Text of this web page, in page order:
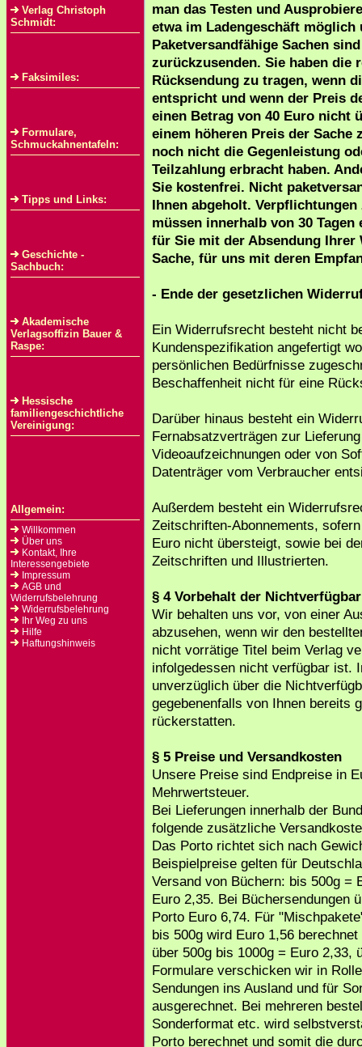
Verlag Christoph
Schmidt:
Faksimiles:
Formulare,
Schmuckahnentafeln:
Tipps und Links:
Geschichte -
Sachbuch:
Akademische
Verlagsoffizin Bauer &
Raspe:
Hessische
familiengeschichtliche
Vereinigung:
Allgemein:
Willkommen
Über uns
Kontakt, Ihre
Interessengebiete
Impressum
AGB und
Widerrufsbelehrung
Widerrufsbelehrung
Ihr Weg zu uns
Hilfe
Haftungshinweis
man das Testen und
etwa im Ladengeschäft
Paketversandfähige Sachen
zurückzusenden. Sie haben die
Rücksendung zu tragen, wenn
entspricht und wenn der Preis
einen Betrag von 40 Euro nicht
einem höheren Preis der
noch nicht die Gegenleistung
Teilzahlung erbracht haben.
Sie kostenfrei. Nicht
Ihnen abgeholt.
müssen innerhalb von 30
für Sie mit der Absendung
Sache, für uns mit deren
- Ende der gesetzlichen
Ein Widerrufsrecht besteht nicht
Kundenspezifikation angefertigt
persönlichen Bedürfnisse
Beschaffenheit nicht für eine
Darüber hinaus besteht ein
Fernabsatzverträgen zur
Videoaufzeichnungen oder von
Datenträger vom Verbraucher
Außerdem besteht ein
Zeitschriften-Abonnements,
Euro nicht übersteigt, sowie bei
Zeitschriften und Illustrierten.
§ 4 Vorbehalt der
Wir behalten uns vor, von einer
abzusehen, wenn wir den
nicht vorrätige Titel beim Verlag
infolgedessen nicht verfügbar ist.
unverzüglich über die
gegebenenfalls von Ihnen bereits
rückerstatten.
§ 5 Preise und Versandkosten
Unsere Preise sind Endpreise in
Mehrwertsteuer.
Bei Lieferungen innerhalb der
folgende zusätzliche
Das Porto richtet sich nach
Beispielpreise gelten für
Versand von Büchern: bis 500g =
Euro 2,35. Bei Büchersendungen
Porto Euro 6,74. Für
bis 500g wird Euro 1,56
über 500g bis 1000g = Euro 2,33,
Formulare verschicken wir in
Sendungen ins Ausland und für
ausgerechnet. Bei mehreren
Sonderformat etc. wird
Porto berechnet und somit die